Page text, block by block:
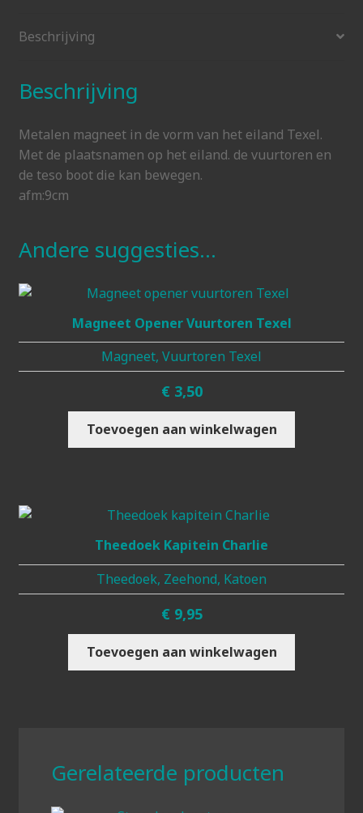
Beschrijving
Beschrijving
Metalen magneet in de vorm van het eiland Texel.
Met de plaatsnamen op het eiland. de vuurtoren en
de teso boot die kan bewegen.
afm:9cm
Andere suggesties…
Magneet Opener Vuurtoren Texel
Magneet, Vuurtoren Texel
€ 3,50
Toevoegen aan winkelwagen
Theedoek Kapitein Charlie
Theedoek, Zeehond, Katoen
€ 9,95
Toevoegen aan winkelwagen
Gerelateerde producten